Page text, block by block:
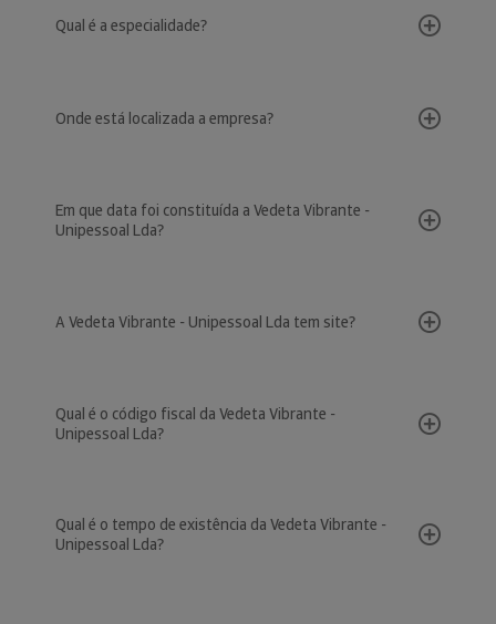
Qual é a especialidade?
Onde está localizada a empresa?
Em que data foi constituída a Vedeta Vibrante -
Unipessoal Lda?
A Vedeta Vibrante - Unipessoal Lda tem site?
Qual é o código fiscal da Vedeta Vibrante -
Unipessoal Lda?
Qual é o tempo de existência da Vedeta Vibrante -
Unipessoal Lda?